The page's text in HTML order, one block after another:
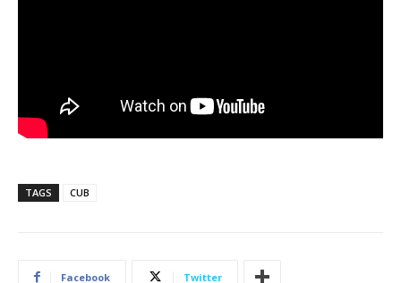
TAGS CUB
Facebook Twitter